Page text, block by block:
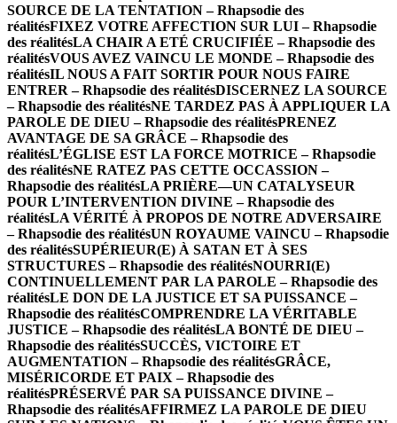
SOURCE DE LA TENTATION – Rhapsodie des
réalitésFIXEZ VOTRE AFFECTION SUR LUI – Rhapsodie
des réalitésLA CHAIR A ETÉ CRUCIFIÉE – Rhapsodie des
réalitésVOUS AVEZ VAINCU LE MONDE – Rhapsodie des
réalitésIL NOUS A FAIT SORTIR POUR NOUS FAIRE
ENTRER – Rhapsodie des réalitésDISCERNEZ LA SOURCE
– Rhapsodie des réalitésNE TARDEZ PAS À APPLIQUER LA
PAROLE DE DIEU – Rhapsodie des réalitésPRENEZ
AVANTAGE DE SA GRÂCE – Rhapsodie des
réalitésL’ÉGLISE EST LA FORCE MOTRICE – Rhapsodie
des réalitésNE RATEZ PAS CETTE OCCASSION –
Rhapsodie des réalitésLA PRIÈRE—UN CATALYSEUR
POUR L’INTERVENTION DIVINE – Rhapsodie des
réalitésLA VÉRITÉ À PROPOS DE NOTRE ADVERSAIRE
– Rhapsodie des réalitésUN ROYAUME VAINCU – Rhapsodie
des réalitésSUPÉRIEUR(E) À SATAN ET À SES
STRUCTURES – Rhapsodie des réalitésNOURRI(E)
CONTINUELLEMENT PAR LA PAROLE – Rhapsodie des
réalitésLE DON DE LA JUSTICE ET SA PUISSANCE –
Rhapsodie des réalitésCOMPRENDRE LA VÉRITABLE
JUSTICE – Rhapsodie des réalitésLA BONTÉ DE DIEU –
Rhapsodie des réalitésSUCCÈS, VICTOIRE ET
AUGMENTATION – Rhapsodie des réalitésGRÂCE,
MISÉRICORDE ET PAIX – Rhapsodie des
réalitésPRÉSERVÉ PAR SA PUISSANCE DIVINE –
Rhapsodie des réalitésAFFIRMEZ LA PAROLE DE DIEU